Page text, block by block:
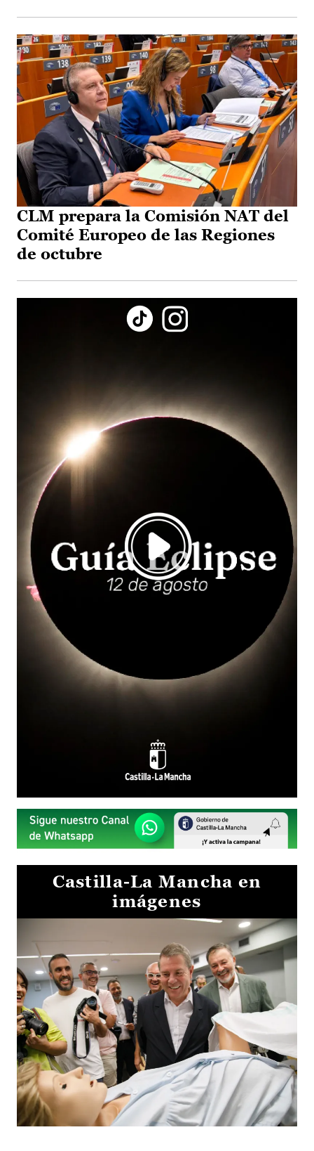
CLM prepara la Comisión NAT del
Comité Europeo de las Regiones
de octubre
Castilla-La Mancha en
imágenes